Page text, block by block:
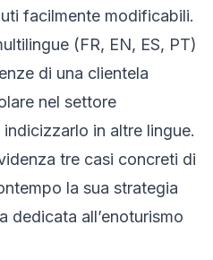
facilmente modificabili.
(FR, EN, ES, PT)
di una clientela
nel settore
in altre lingue.
tre casi concreti di
la sua strategia
dedicata all’enoturismo